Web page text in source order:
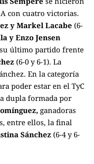
con cuatro victorias.
y Markel Lacabe (6-
y Enzo Jensen
último partido frente
(6-0 y 6-1). La
En la categoría
poder estar en el TyC
dupla formada por
ganadoras
entre ellos, la final
Sánchez (6-4 y 6-